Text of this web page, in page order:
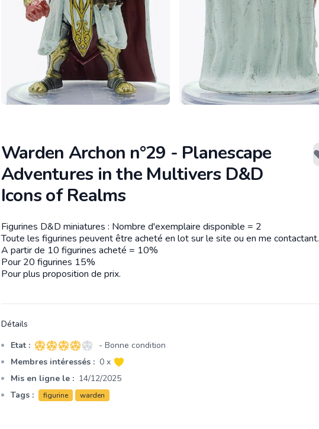
Warden Archon n°29 - Planescape
Adventures in the Multivers D&D
Icons of Realms
Description
Figurines D&D miniatures : Nombre d'exemplaire disponible = 2
Toute les figurines peuvent être acheté en lot sur le site ou en me contactant.
A partir de 10 figurines acheté = 10%
Pour 20 figurines 15%
Pour plus proposition de prix.
Détails
Etat : 4 sur 5 étoiles
- Bonne condition
Membres intéressés : 0 x
Mis en ligne le : 14/12/2025
Tags :
figurine warden